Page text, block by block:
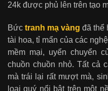
24k được phủ lên trên tạo
Bức tranh mạ vàng đã thể
tài hoa, tỉ mẩn của các
mềm mại, uyển chuyển
chuồn chuồn nhỏ. Tất cả
mà trái lại rất mượt mà,
loại quý nổi bật trên một